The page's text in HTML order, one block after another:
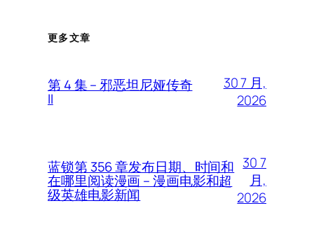
更多文章
第 4 集 – 邪恶坦尼娅传奇
II
30 7 月,
2026
蓝锁第 356 章发布日期、时间和
在哪里阅读漫画 – 漫画电影和超
级英雄电影新闻
30 7
月,
2026